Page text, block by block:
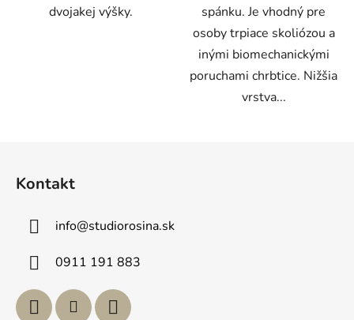
dvojakej výšky.
spánku. Je vhodný pre
osoby trpiace skoliózou a
inými biomechanickými
poruchami chrbtice. Nižšia
vrstva...
Kontakt
info@studiorosina.sk
0911 191 883